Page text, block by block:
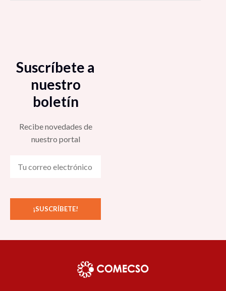
Suscríbete a
nuestro
boletín
Recibe novedades de
nuestro portal